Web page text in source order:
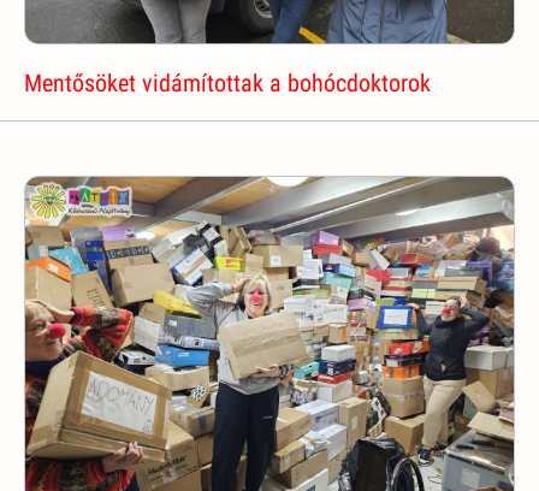
Mentősöket vidámítottak a bohócdoktorok